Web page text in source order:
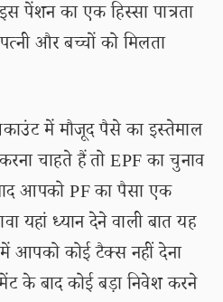
पेंशन का एक हिस्सा पात्रता
और बच्चों को मिलता
में मौजूद पैसे का इस्तेमाल
चाहते हैं तो EPF का चुनाव
आपको PF का पैसा एक
यहां ध्यान देने वाली बात यह
आपको कोई टैक्स नहीं देना
के बाद कोई बड़ा निवेश करने